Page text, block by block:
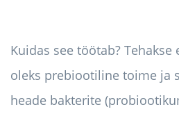
Kuidas see töötab? Tehakse
oleks prebiootiline toime ja
heade bakterite